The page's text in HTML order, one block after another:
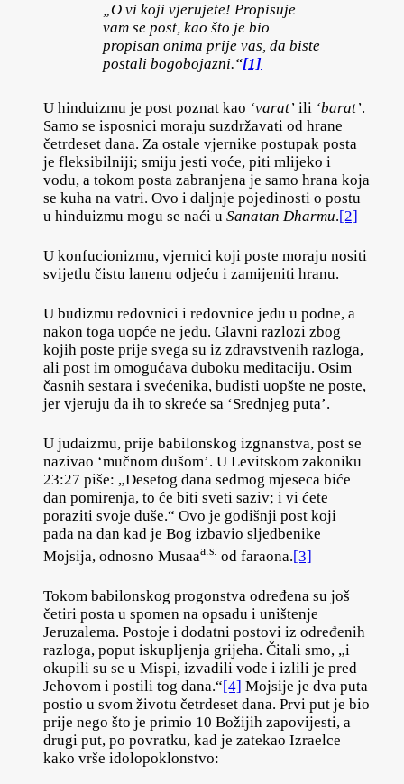
„O vi koji vjerujete! Propisuje
vam se post, kao što je bio
propisan onima prije vas, da biste
postali bogobojazni.“[1]
U hinduizmu je post poznat kao ‘varat’ ili ‘barat’.
Samo se isposnici moraju suzdržavati od hrane
četrdeset dana. Za ostale vjernike postupak posta
je fleksibilniji; smiju jesti voće, piti mlijeko i
vodu, a tokom posta zabranjena je samo hrana koja
se kuha na vatri. Ovo i daljnje pojedinosti o postu
u hinduizmu mogu se naći u Sanatan Dharmu.[2]
U konfucionizmu, vjernici koji poste moraju nositi
svijetlu čistu lanenu odjeću i zamijeniti hranu.
U budizmu redovnici i redovnice jedu u podne, a
nakon toga uopće ne jedu. Glavni razlozi zbog
kojih poste prije svega su iz zdravstvenih razloga,
ali post im omogućava duboku meditaciju. Osim
časnih sestara i svećenika, budisti uopšte ne poste,
jer vjeruju da ih to skreće sa ‘Srednjeg puta’.
U judaizmu, prije babilonskog izgnanstva, post se
nazivao ‘mučnom dušom’. U Levitskom zakoniku
23:27 piše: „Desetog dana sedmog mjeseca biće
dan pomirenja, to će biti sveti saziv; i vi ćete
poraziti svoje duše.“ Ovo je godišnji post koji
pada na dan kad je Bog izbavio sljedbenike
Mojsija, odnosno Musaaa.s. od faraona.[3]
Tokom babilonskog progonstva određena su još
četiri posta u spomen na opsadu i uništenje
Jeruzalema. Postoje i dodatni postovi iz određenih
razloga, poput iskupljenja grijeha. Čitali smo, „i
okupili su se u Mispi, izvadili vode i izlili je pred
Jehovom i postili tog dana.“[4] Mojsije je dva puta
postio u svom životu četrdeset dana. Prvi put je bio
prije nego što je primio 10 Božijih zapovijesti, a
drugi put, po povratku, kad je zatekao Izraelce
kako vrše idolopoklonstvo: